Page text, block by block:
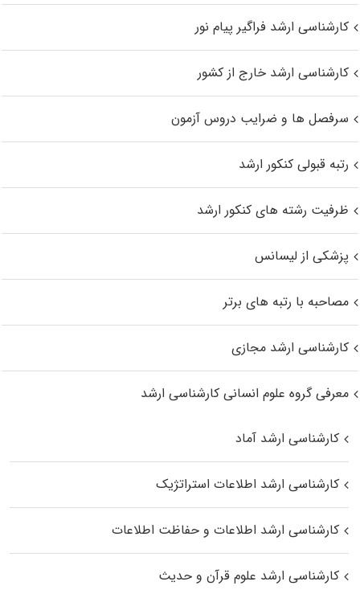
کارشناسی ارشد فراگیر پیام نور
کارشناسی ارشد خارج از کشور
سرفصل ها و ضرایب دروس آزمون
رتبه قبولی کنکور ارشد
ظرفیت رشته های کنکور ارشد
پزشکی از لیسانس
مصاحبه با رتبه های برتر
کارشناسی ارشد مجازی
معرفی گروه علوم انسانی کارشناسی ارشد
کارشناسی ارشد آماد
کارشناسی ارشد اطلاعات استراتژیک
کارشناسی ارشد اطلاعات و حفاظت اطلاعات
کارشناسی ارشد علوم قرآن و حدیث